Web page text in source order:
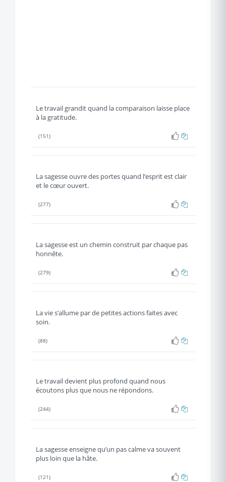
Le travail grandit quand la comparaison laisse place
à la gratitude.
(151)
La sagesse ouvre des portes quand l’esprit est clair
et le cœur ouvert.
(277)
La sagesse est un chemin construit par chaque pas
honnête.
(279)
La vie s’allume par de petites actions faites avec
soin.
(88)
Le travail devient plus profond quand nous
écoutons plus que nous ne répondons.
(244)
La sagesse enseigne qu’un pas calme va souvent
plus loin que la hâte.
(121)